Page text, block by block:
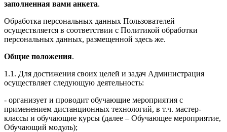
заполненная вами анкета.
Обработка персональных данных Пользователей
осуществляется в соответствии с Политикой обработки
персональных данных, размещенной здесь же.
Общие положения.
1.1. Для достижения своих целей и задач Администрация
осуществляет следующую деятельность:
- организует и проводит обучающие мероприятия с
применением дистанционных технологий, в т.ч. мастер-
классы и обучающие курсы (далее – Обучающее мероприятие,
Обучающий модуль);